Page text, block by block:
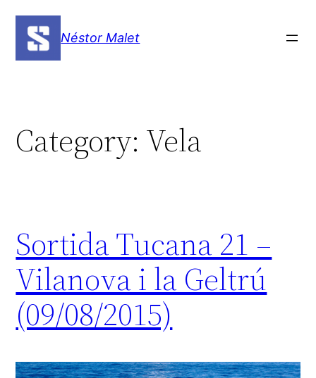
content
Néstor Malet
Category: Vela
Sortida Tucana 21 –
Vilanova i la Geltrú
(09/08/2015)